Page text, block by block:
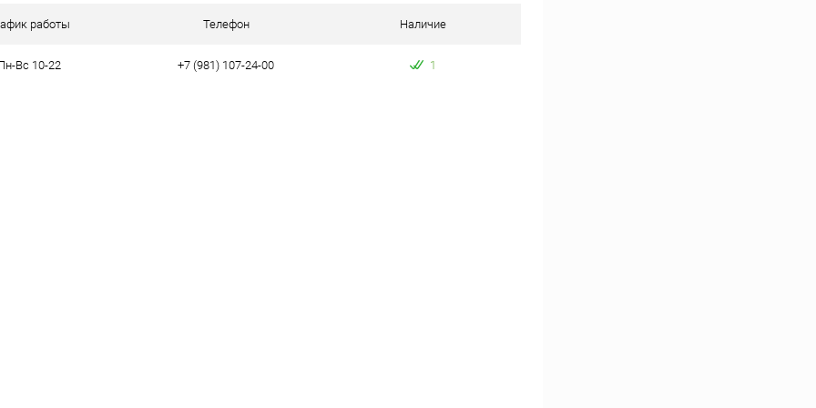
работы Телефон Наличие
Вс 10-22 +7 (981) 107-24-00 1